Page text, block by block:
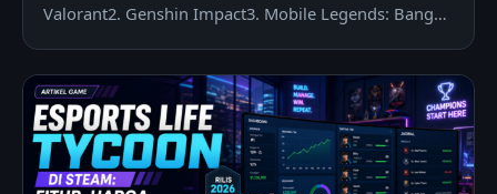
Valorant2. Genshin Impact3. Mobile Legends: Bang